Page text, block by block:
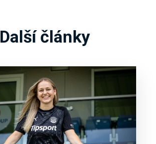
Další články